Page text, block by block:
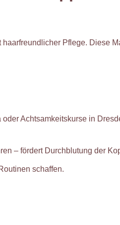
Pflege. Diese
oder Achtsamkeitskurse in
– fördert Durchblutung der
schaffen.